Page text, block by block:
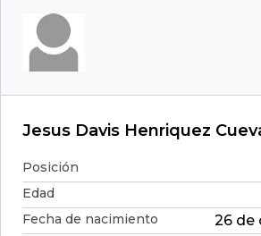
Jesus Davis Henriquez
Posición
Edad
Fecha de nacimiento 26 de